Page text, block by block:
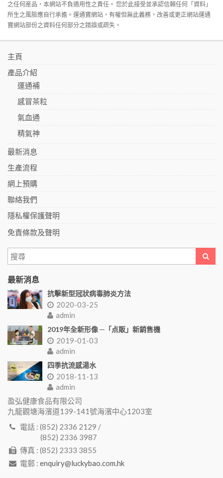
之任何産品，本網站不負適用性之責任。 您於此接受並承認信賴任何「資料」
所生之風險應自行承擔。運通寶網站，有權但無此義務，改善或更正網站運通
寶網站部份之資料任何部分之錯誤或疏失。
主頁
產品介紹
運通補
感冒茶粒
氣血通
精氣神
最新消息
生產流程
網上預購
聯絡我們
隱私權保護聲明
免責條款及聲明
最新消息
抗擊新型冠狀病毒肺炎方法
2020-03-25
admin
2019年全新形像 ─「点販」新銷售機
2019-01-03
admin
四季抗流感湯水
2018-11-13
admin
盈弘健康食品有限公司
九龍觀塘海濱道139-141號海濱中心1203室
電話 : (852) 2336 2129 /
(852) 2336 3987
傳真 : (852) 2333 3855
電郵 : enquiry@luckybao.com.hk